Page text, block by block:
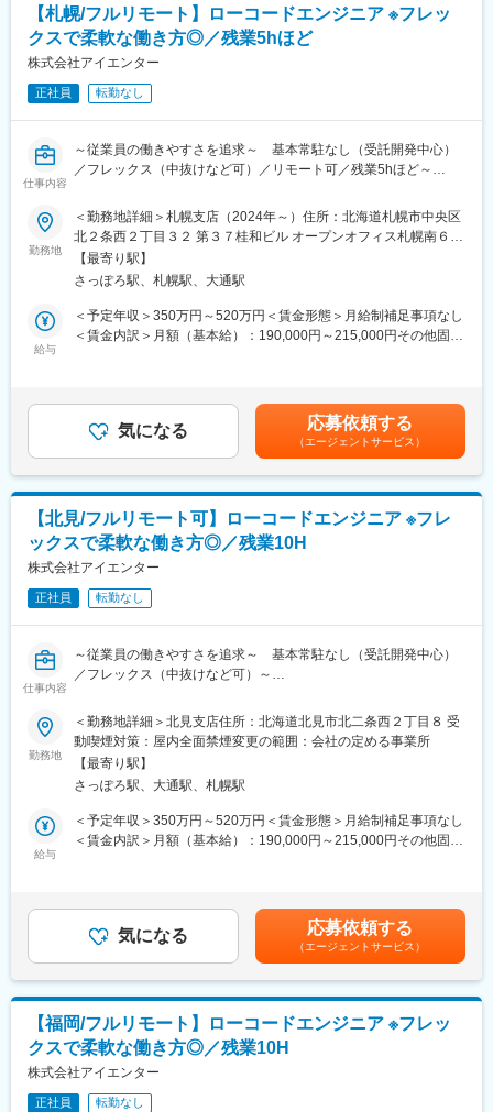
・引き続き自社サービス開発も進めるため、新規サービス開発を
行いたい方は歓迎いたします！
変更の範囲：会社の定める業務
このポジションでは、目の前の改善に留まらず、業務における根
本課題を捉え、AIを中心としたテクノロジーで解決に導くことが
最適を見据えながら、新しい業務基盤の構想、企画、設計、プロ
ジェクト推進まで一貫して担っていただきます。
■具体的な業務内容：
◎AIを活用した自動化プラットフォームのグランドデザイン企
◎AI活用を含む各種開発プロジェクトの推進
◎小規模から大規模まで複数プロジェクトのマネジメント・支援
◎全体最適を踏まえたITソリューション、特にAI関連施策の企
画・設計
◎業務オペレーションの完全自動化を見据えた新たな仕組みづく
り
変更の範囲：会社の定める業務
【札幌/フルリモート】ローコードエンジニア ※フレッ
クスで柔軟な働き方◎／残業5hほど
株式会社アイエンター
正社員 転勤なし
仕事内容
～従業員の働きやすさを追求～ 基本常駐なし（受託開発中心）
／フレックス（中抜けなど可）／リモート可／残業5hほど～
■仕事内容
・RPAにより顧客業務の効率化を行うための要件定義、開発、導
入支援、顧客対応をお任せいたします！
・要件定義～導入支援、運用まで一連の業務をお任せいたしま
す！
・現在RPA支援だけでなく、ノーコード、ローコードを利用して
お客様の支援幅拡大中！多種多様な顧客との取引多数！
・基本常駐なし
■働く魅力
・全国の自治体DX、働き方改革にダイレクトに携われるので、顧
・高い営業力を誇り、エンジニアの希望に即した案件を受注でき
ています。そのためエンタープライズ案件なども含め、豊富な案
件を取り揃えています！
手当の支給はもちろん、案件やお任せする業務も調整しながら、
スキルを身に着けられます！
■抜群の働きやすさ・柔軟な働き方が可能！
・リモート／フレックス可 ※1日の最低勤務時間：4時間
・残業：平均5h程度
ユニット単位・全社で残業時間が可視化されており、全員で残業
を削減するよう取り組んでいます。また残業30hを超える場合、
上長に通知するシステムとなっており、残業削減をフォローして
・ノー残業デー：毎週(水)全社で18時退社をしています！
・月1日ペースで有給取得を奨励。経営層も長期休暇を取得するな
・生成AI（chatGPT、GitHub Copilot、Cursor）を業務で活用でき
るので、効率化を追求した働き方が可能！最新技術やサービスを
常にキャッチアップしています。
・当社は受託開発（SI）中心ではありますが、自社サービスの開
発も行っており、マリンテック事業も行っています。
・引き続き自社サービス開発も進めるため、新規サービス開発を
行いたい方は歓迎いたします！
変更の範囲：会社の定める業務
勤務地
＜勤務地詳細＞札幌支店（2024年～）住所：北海道札幌市中央区
北２条西２丁目３２ 第３７桂和ビル オープンオフィス札幌南６階
受動喫煙対策：屋内全面禁煙変更の範囲：会社の定める事業所
【最寄り駅】
さっぽろ駅、札幌駅、大通駅
給与
＜予定年収＞350万円～520万円＜賃金形態＞月給制補足事項なし
＜賃金内訳＞月額（基本給）：190,000円～215,000円その他固定
む）＜昇給有無＞有＜残業手当＞有＜給与補足＞※給与詳細は経
験・能力・前給を考慮の上、決定します。■昇格：年1回（7月）■
昇給：年1回（7月）■決算賞与：年1回（6月）【年収例】 年収
500万円／経験5年／SE／27歳 年収650万円／経験9年／PL／32
歳 年収850万円／経験16年／PM／38歳賃金はあくまでも目安の
金額であり、選考を通じて上下する可能性があります。月給(月額)
は固定手当を含めた表記です。
気になる 応募依頼する
（エージェントサービス）
【北見/フルリモート可】ローコードエンジニア ※フレ
ックスで柔軟な働き方◎／残業10H
株式会社アイエンター
正社員 転勤なし
仕事内容
～従業員の働きやすさを追求～ 基本常駐なし（受託開発中心）
／フレックス（中抜けなど可）～
■仕事内容
・RPAにより顧客業務の効率化を行うための要件定義、開発、導
入支援、顧客対応をお任せいたします！
・要件定義～導入支援、運用まで一連の業務をお任せいたしま
す！
・現在RPA支援だけでなく、ノーコード、ローコードを利用して
お客様の支援幅拡大中！多種多様な顧客との取引多数！
・基本常駐なし
■働く魅力
・全国の自治体DX、働き方改革にダイレクトに携われるので、顧
・高い営業力を誇り、エンジニアの希望に即した案件を受注でき
ています。そのためエンタープライズ案件なども含め、豊富な案
件を取り揃えています！
勤務地
＜勤務地詳細＞北見支店住所：北海道北見市北二条西２丁目８ 受
動喫煙対策：屋内全面禁煙変更の範囲：会社の定める事業所
【最寄り駅】
さっぽろ駅、大通駅、札幌駅
給与
＜予定年収＞350万円～520万円＜賃金形態＞月給制補足事項なし
＜賃金内訳＞月額（基本給）：190,000円～215,000円その他固定
む）＜昇給有無＞有＜残業手当＞有＜給与補足＞※給与詳細は経
験・能力・前給を考慮の上、決定します。■昇格：年1回（7月）■
昇給：年1回（7月）■決算賞与：年1回（6月）【年収例】 年収
500万円／経験5年／SE／27歳 年収650万円／経験9年／PL／32
歳 年収850万円／経験16年／PM／38歳賃金はあくまでも目安の
金額であり、選考を通じて上下する可能性があります。月給(月額)
は固定手当を含めた表記です。
気になる 応募依頼する
（エージェントサービス）
【福岡/フルリモート】ローコードエンジニア ※フレッ
クスで柔軟な働き方◎／残業10H
株式会社アイエンター
正社員 転勤なし